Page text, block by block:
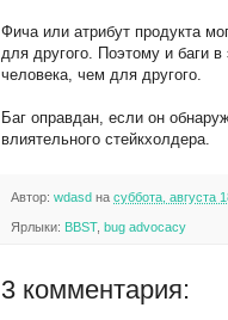
Фича или атрибут продукта
для другого. Поэтому и баги
человека, чем для другого.
Баг оправдан, если он
влиятельного стейкхолдера.
Автор: wdasd на суббота, августа
Ярлыки: BBST, bug advocacy
3 комментария: